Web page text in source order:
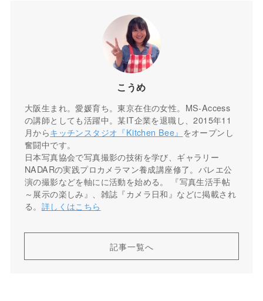
こうめ
大阪生まれ。愛媛育ち。東京在住の女性。MS-Access
の講師としても活躍中。某IT企業を退職し、2015年11
月からキッチンスタジオ『Kitchen Bee』 をオープンし
奮闘中です。
日本写真協会で写真撮影の技術を学び、ギャラリー
NADARの実践プロカメラマン養成講座修了。バレエ公
演の撮影などを軸にに活動を始める。 『写真生活手帖
～展示の楽しみ』、雑誌『カメラ日和』などに掲載され
る。 詳しくはこちら
記事一覧へ